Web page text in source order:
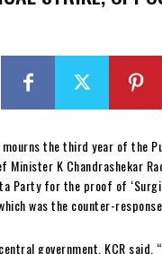
the third year of the
Minister K Chandrashekar
Party for the proof of
was the counter-
government, KCR said,